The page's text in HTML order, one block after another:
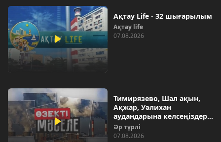
Ақтау Life - 32 шығарылым
Ақтау life
07.08.2026
Тимирязево, Шал ақын,
Ақжар, Уәлихан
аудандарына келсеңіздер…
Әр түрлі
07.08.2026